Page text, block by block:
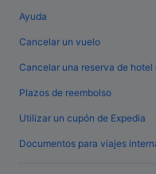
Ayuda
Cancelar un vuelo
Cancelar una reserva de
Plazos de reembolso
Utilizar un cupón de Expedia
Documentos para viajes